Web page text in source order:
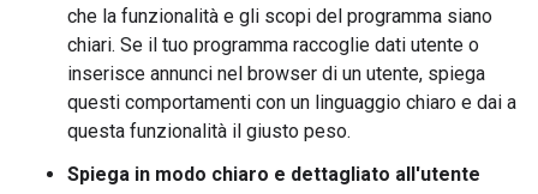
che la funzionalità e gli scopi del programma siano
chiari. Se il tuo programma raccoglie dati utente o
inserisce annunci nel browser di un utente, spiega
questi comportamenti con un linguaggio chiaro e dai a
questa funzionalità il giusto peso.
Spiega in modo chiaro e dettagliato all'utente